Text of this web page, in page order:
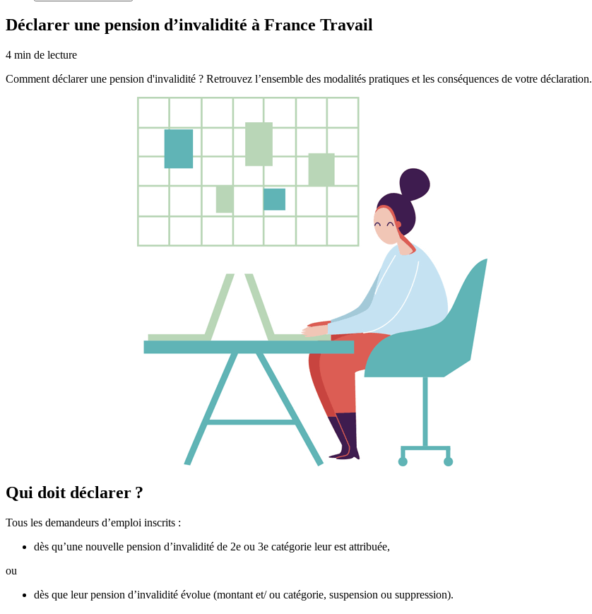
Déclarer une pension d’invalidité à France Travail
4 min de lecture
Comment déclarer une pension d'invalidité ? Retrouvez l’ensemble des modalités pratiques et les conséquences de votre déclaration.
Qui doit déclarer ?
Tous les demandeurs d’emploi inscrits :
dès qu’une nouvelle pension d’invalidité de 2e ou 3e catégorie leur est attribuée,
ou
dès que leur pension d’invalidité évolue (montant et/ ou catégorie, suspension ou suppression).